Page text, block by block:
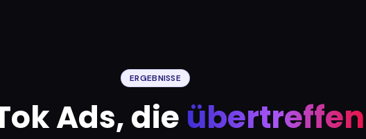
ERGEBNISSE
Ads, die übertreffen